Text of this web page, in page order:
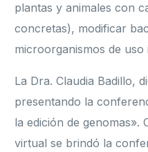
plantas y animales con
concretas), modificar
microorganismos de
La Dra. Claudia Badillo,
presentando la
la edición de genomas».
virtual se brindó la